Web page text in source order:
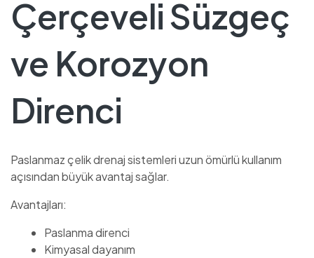
Çerçeveli Süzgeç
ve Korozyon
Direnci
Paslanmaz çelik drenaj sistemleri uzun ömürlü kullanım
açısından büyük avantaj sağlar.
Avantajları:
Paslanma direnci
Kimyasal dayanım